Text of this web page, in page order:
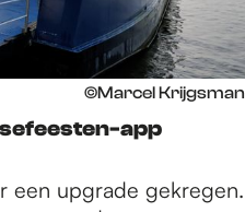
©Marcel Krijgsman
app
een upgrade gekregen.